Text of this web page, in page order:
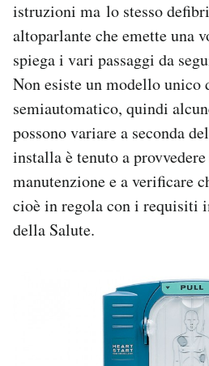
istruzioni ma lo stesso
altoparlante che emette una
spiega i vari passaggi da
Non esiste un modello
semiautomatico, quindi
possono variare a seconda
installa è tenuto a
manutenzione e a verificare
cioè in regola con i requisiti
della Salute.